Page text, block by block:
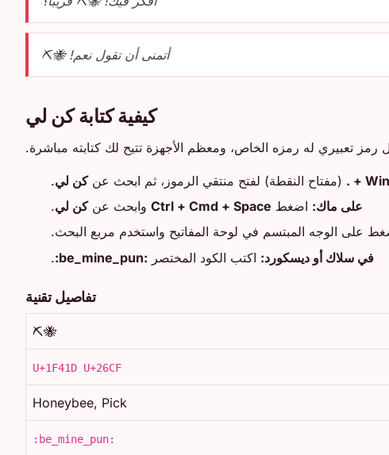
أتمنى أن تقول نعم! 🐝⛏️
كيفية كتابة كن لي
تعبيري له رمزه الخاص، ومعظم الأجهزة تتيح لك كتابته مباشرة.
Win + . (مفتاح النقطة) لفتح منتقي الرموز، ثم ابحث عنكن لي.
على ماك: اضغط Ctrl + Cmd + Space وابحث عنكن لي.
على الوجه المبتسم في لوحة المفاتيح واستخدم مربع البحث.
في سلاك أو ديسكورد: اكتب الكود المختصر :be_mine_pun:
.
تفاصيل تقنية
🐝⛏️
U+1F41D U+26CF
Honeybee, Pick
:be_mine_pun: